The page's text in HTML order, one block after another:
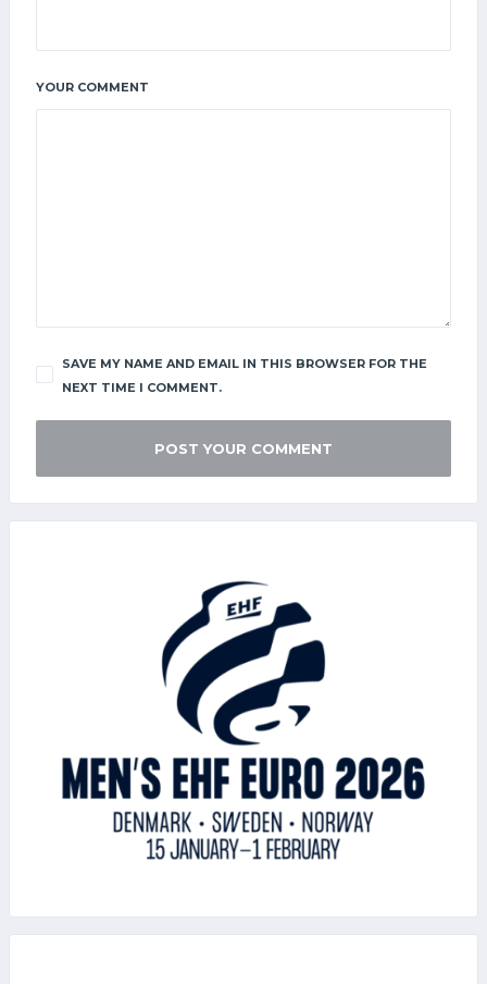
YOUR COMMENT
SAVE MY NAME AND EMAIL IN THIS BROWSER FOR THE
NEXT TIME I COMMENT.